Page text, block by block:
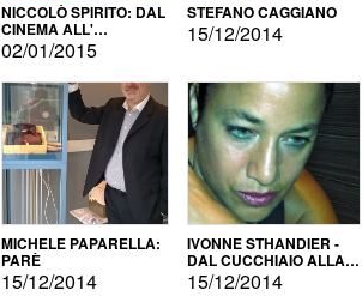
NICCOLÒ SPIRITO: DAL
CINEMA ALL'
AUTOPRODUZIONE
02/01/2015
STEFANO CAGGIANO
15/12/2014
MICHELE PAPARELLA:
PARÈ
15/12/2014
IVONNE STHANDIER -
DAL CUCCHIAIO ALLA
CITTÀ
15/12/2014